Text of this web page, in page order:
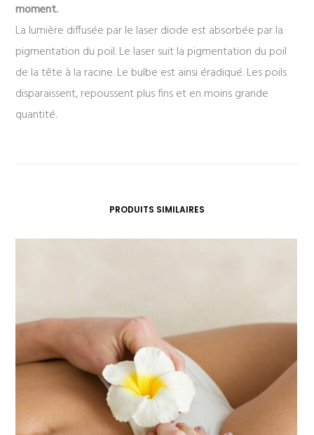
moment.
La lumière diffusée par le laser diode est absorbée par la
pigmentation du poil. Le laser suit la pigmentation du poil
de la tête à la racine. Le bulbe est ainsi éradiqué. Les poils
disparaissent, repoussent plus fins et en moins grande
quantité.
PRODUITS SIMILAIRES